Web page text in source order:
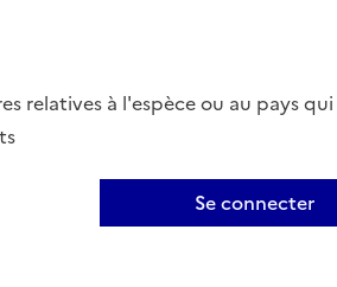
relatives à l'espèce ou au pays
Se connecter